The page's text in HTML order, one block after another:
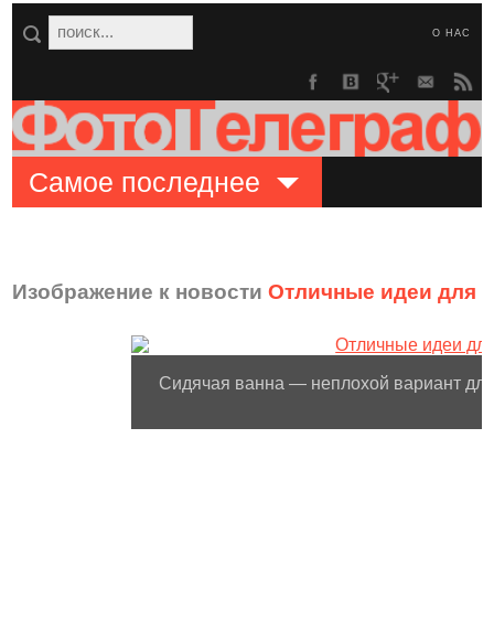
О НАС
Самое последнее
Изображение к новостиОтличные идеи для
Сидячая ванна — неплохой вариант